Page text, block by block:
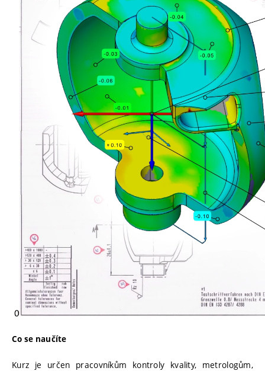
Co se naučíte
Kurz je určen pracovníkům kontroly kvality, metrologům,